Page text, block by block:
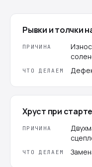
Рывки и толчки
ПРИЧИНА
ЧТО ДЕЛАЕМ
Хруст при
ПРИЧИНА
ЧТО ДЕЛАЕМ